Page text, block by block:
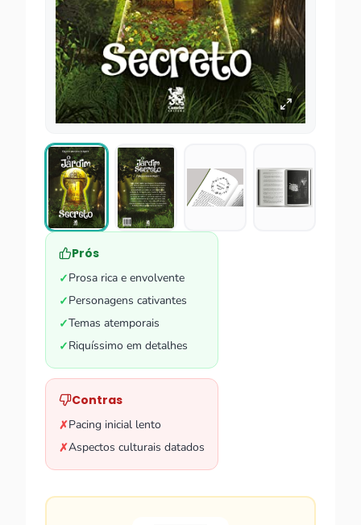
Prós
✓Prosa rica e envolvente
✓Personagens cativantes
✓Temas atemporais
✓Riquíssimo em detalhes
Contras
✗Pacing inicial lento
✗Aspectos culturais datados